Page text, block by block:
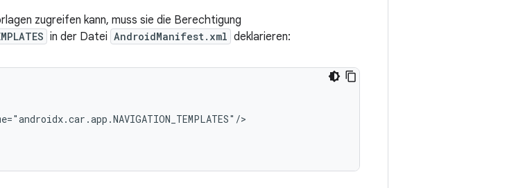
zugreifen kann, muss sie die Berechtigung
in der Datei AndroidManifest.xml deklarieren: